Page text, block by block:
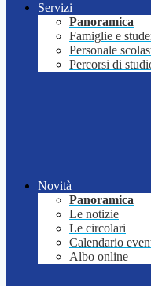
Servizi
Panoramica
Famiglie e
Personale
Percorsi di
Novità
Panoramica
Le notizie
Le circolari
Calendario
Albo online